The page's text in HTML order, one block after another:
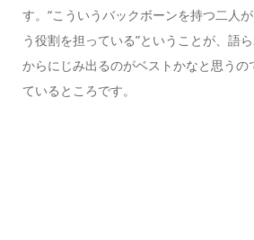
す。“こういうバックボーンを持つ二人
う役割を担っている”ということが、語
からにじみ出るのがベストかなと思うの
ているところです。